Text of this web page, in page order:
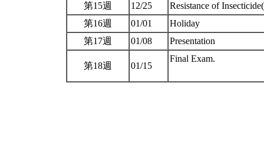
第15週
12/25
Resistance of
第16週
01/01
Holiday
第17週
01/08 Presentation
第18週 01/15
Final Exam.